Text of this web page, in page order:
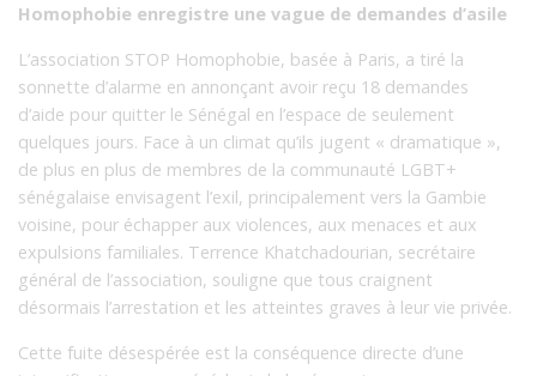
Homophobie enregistre une vague de demandes d’asile
L’association STOP Homophobie, basée à Paris, a tiré la
sonnette d’alarme en annonçant avoir reçu 18 demandes
d’aide pour quitter le Sénégal en l’espace de seulement
quelques jours. Face à un climat qu’ils jugent « dramatique »,
de plus en plus de membres de la communauté LGBT+
sénégalaise envisagent l’exil, principalement vers la Gambie
voisine, pour échapper aux violences, aux menaces et aux
expulsions familiales. Terrence Khatchadourian, secrétaire
général de l’association, souligne que tous craignent
désormais l’arrestation et les atteintes graves à leur vie privée.
Cette fuite désespérée est la conséquence directe d’une